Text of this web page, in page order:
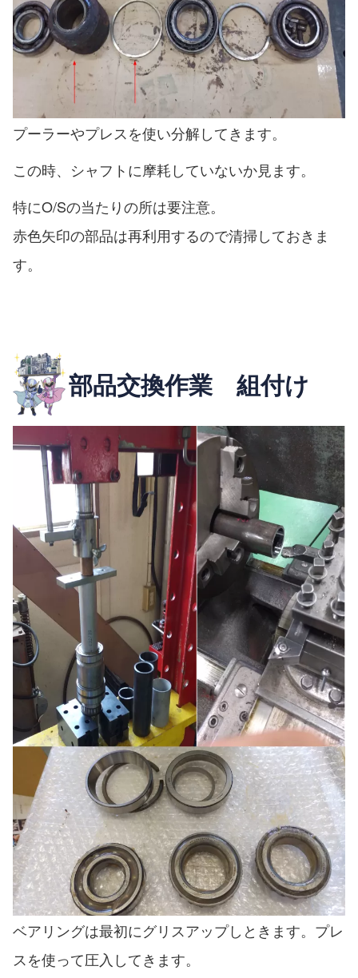
プーラーやプレスを使い分解してきます。
この時、シャフトに摩耗していないか見ます。
特にO/Sの当たりの所は要注意。
赤色矢印の部品は再利用するので清掃しておきま
す。
部品交換作業 組付け
ベアリングは最初にグリスアップしときます。プレ
スを使って圧入してきます。